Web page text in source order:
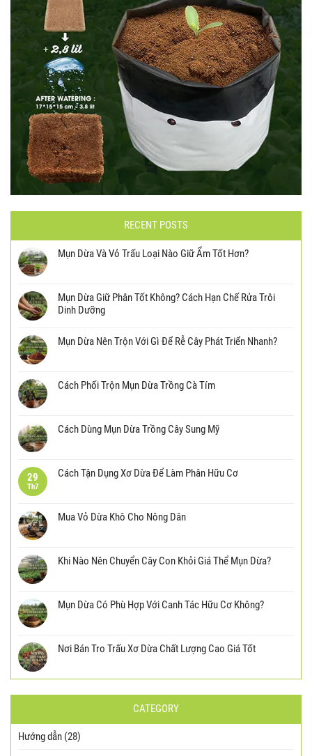
RECENT POSTS
Mụn Dừa Và Vỏ Trấu Loại Nào Giữ Ẩm Tốt Hơn?
Mụn Dừa Giữ Phân Tốt Không? Cách Hạn Chế Rửa Trôi
Dinh Dưỡng
Mụn Dừa Nên Trộn Với Gì Để Rễ Cây Phát Triển Nhanh?
Cách Phối Trộn Mụn Dừa Trồng Cà Tím
Cách Dùng Mụn Dừa Trồng Cây Sung Mỹ
29
Th7
Cách Tận Dụng Xơ Dừa Để Làm Phân Hữu Cơ
Mua Vỏ Dừa Khô Cho Nông Dân
Khi Nào Nên Chuyển Cây Con Khỏi Giá Thể Mụn Dừa?
Mụn Dừa Có Phù Hợp Với Canh Tác Hữu Cơ Không?
Nơi Bán Tro Trấu Xơ Dừa Chất Lượng Cao Giá Tốt
CATEGORY
Hướng dẫn (28)